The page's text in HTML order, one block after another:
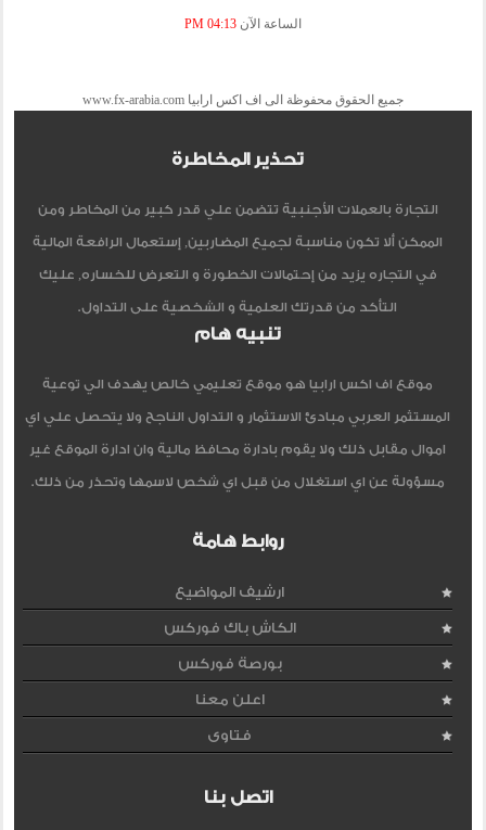
الساعة الآن 04:13 PM
جميع الحقوق محفوظة الى اف اكس ارابيا www.fx-arabia.com
تحذير المخاطرة
التجارة بالعملات الأجنبية تتضمن علي قدر كبير من المخاطر ومن
الممكن ألا تكون مناسبة لجميع المضاربين, إستعمال الرافعة المالية
في التجاره يزيد من إحتمالات الخطورة و التعرض للخساره, عليك
التأكد من قدرتك العلمية و الشخصية على التداول.
تنبيه هام
موقع اف اكس ارابيا هو موقع تعليمي خالص يهدف الي توعية
المستثمر العربي مبادئ الاستثمار و التداول الناجح ولا يتحصل علي اي
اموال مقابل ذلك ولا يقوم بادارة محافظ مالية وان ادارة الموقع غير
مسؤولة عن اي استغلال من قبل اي شخص لاسمها وتحذر من ذلك.
روابط هامة
ارشيف المواضيع
الكاش باك فوركس
بورصة فوركس
اعلن معنا
فتاوى
اتصل بنا